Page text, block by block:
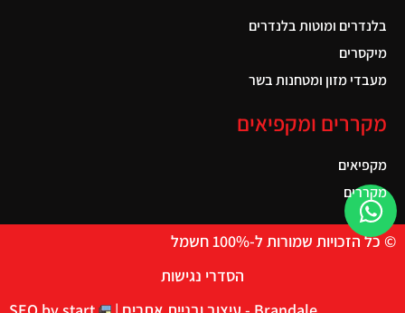
בלנדרים ומוטות בלנדרים
מיקסרים
מעבדי מזון ומטחנות בשר
מקררים ומקפיאים
מקפיאים
מקררים
© כל הזכויות שמורות ל-100% חשמל
הסדרי נגישות